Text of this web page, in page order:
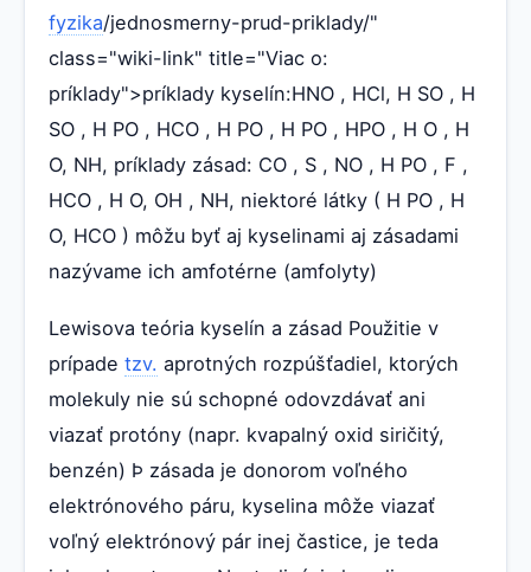
fyzika/jednosmerny-prud-priklady/"
class="wiki-link" title="Viac o:
príklady">príklady kyselín:HNO , HCl, H SO , H
SO , H PO , HCO , H PO , H PO , HPO , H O , H
O, NH, príklady zásad: CO , S , NO , H PO , F ,
HCO , H O, OH , NH, niektoré látky ( H PO , H
O, HCO ) môžu byť aj kyselinami aj zásadami
nazývame ich amfotérne (amfolyty)
Lewisova teória kyselín a zásad Použitie v
prípade tzv. aprotných rozpúšťadiel, ktorých
molekuly nie sú schopné odovzdávať ani
viazať protóny (napr. kvapalný oxid siričitý,
benzén) Þ zásada je donorom voľného
elektrónového páru, kyselina môže viazať
voľný elektrónový pár inej častice, je teda